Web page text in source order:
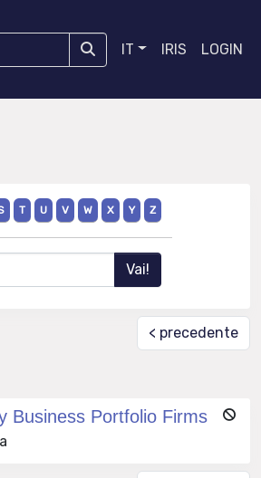
IT IRIS LOGIN
T U V W X Y Z
< precedente
Business Portfolio Firms